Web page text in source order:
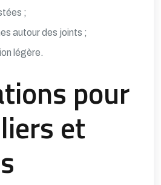
;
autour des joints ;
légère.
pour
et